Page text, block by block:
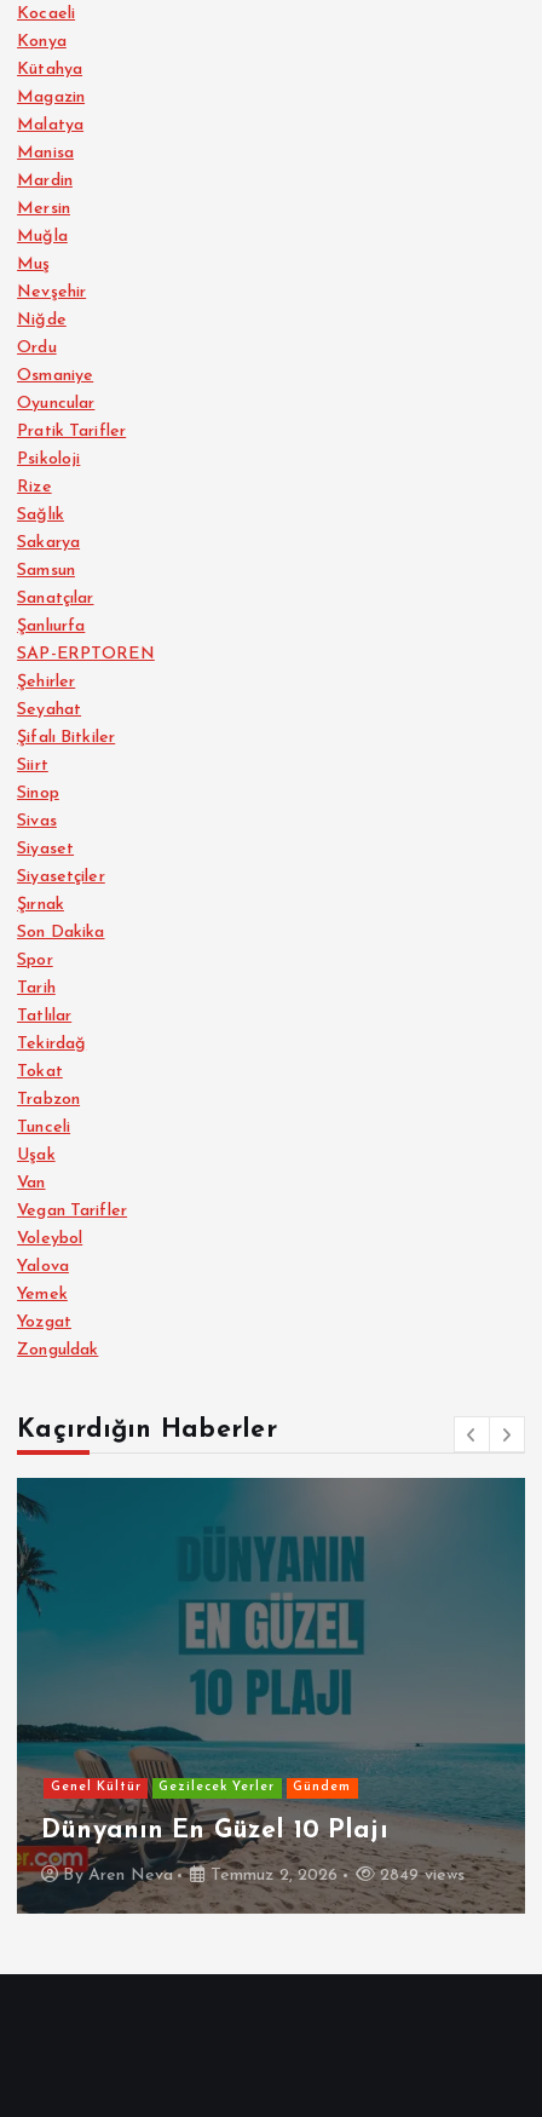
Kocaeli
Konya
Kütahya
Magazin
Malatya
Manisa
Mardin
Mersin
Muğla
Muş
Nevşehir
Niğde
Ordu
Osmaniye
Oyuncular
Pratik Tarifler
Psikoloji
Rize
Sağlık
Sakarya
Samsun
Sanatçılar
Şanlıurfa
SAP-ERPTOREN
Şehirler
Seyahat
Şifalı Bitkiler
Siirt
Sinop
Sivas
Siyaset
Siyasetçiler
Şırnak
Son Dakika
Spor
Tarih
Tatlılar
Tekirdağ
Tokat
Trabzon
Tunceli
Uşak
Van
Vegan Tarifler
Voleybol
Yalova
Yemek
Yozgat
Zonguldak
Kaçırdığın Haberler
Genel Kültür Gezilecek Yerler Gündem
Dünyanın En Güzel 10 Plajı
ByAren Neva Temmuz 2, 2026 2849 views